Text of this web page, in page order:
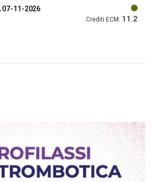
07-11-2026
Crediti ECM: 11.2